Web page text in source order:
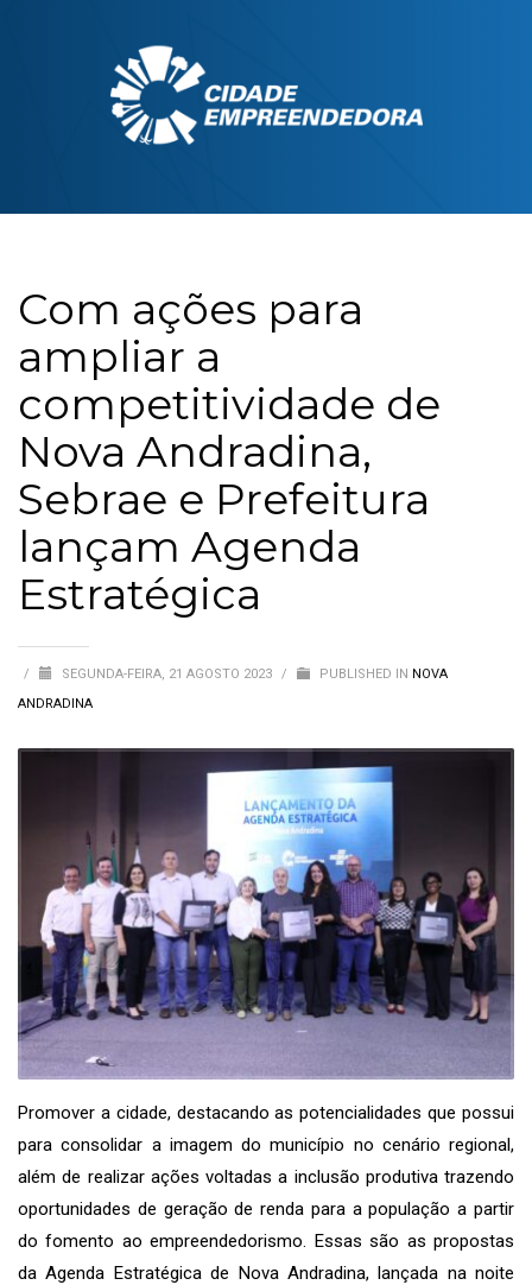
Com ações para
ampliar a
competitividade de
Nova Andradina,
Sebrae e Prefeitura
lançam Agenda
Estratégica
/ SEGUNDA-FEIRA, 21 AGOSTO 2023 / PUBLISHED IN NOVA
ANDRADINA
Promover a cidade, destacando as potencialidades que possui
para consolidar a imagem do município no cenário regional,
além de realizar ações voltadas a inclusão produtiva trazendo
oportunidades de geração de renda para a população a partir
do fomento ao empreendedorismo. Essas são as propostas
da Agenda Estratégica de Nova Andradina, lançada na noite